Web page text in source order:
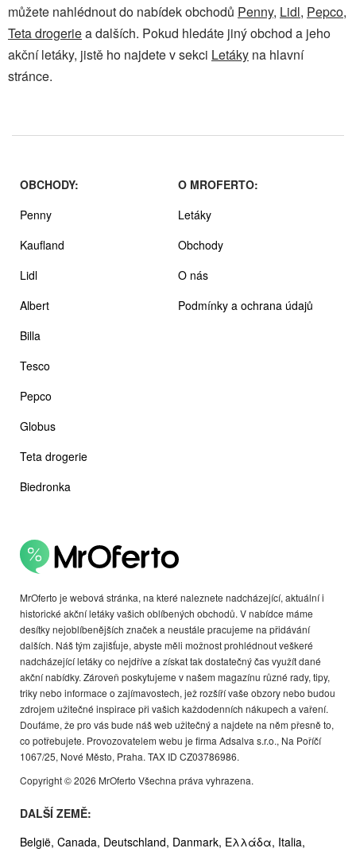
můžete nahlédnout do nabídek obchodů Penny, Lidl, Pepco,
Teta drogeriea dalších. Pokud hledáte jiný obchod a jeho
akční letáky, jistě ho najdete v sekci Letáky na hlavní
stránce.
MrOferto je webová stránka, na které naleznete nadcházející, aktuální i
historické akční letáky vašich oblíbených obchodů. V nabídce máme
desítky nejoblíbenějších značek a neustále pracujeme na přidávání
dalších. Náš tým zajišťuje, abyste měli možnost prohlédnout veškeré
nadcházející letáky co nejdříve a získat tak dostatečný čas využít dané
akční nabídky. Zároveň poskytujeme v našem magazínu různé rady, tipy,
triky nebo informace o zajímavostech, jež rozšíří vaše obzory nebo budou
zdrojem užitečné inspirace při vašich každodenních nákupech a vaření.
Doufáme, že pro vás bude náš web užitečný a najdete na něm přesně to,
co potřebujete. Provozovatelem webu je firma Adsalva s.r.o., Na Poříčí
1067/25, Nové Město, Praha. TAX ID CZ03786986.
Copyright © 2026 MrOferto Všechna práva vyhrazena.
OBCHODY:
Penny
Kaufland
Lidl
Albert
Billa
Tesco
Pepco
Globus
Teta drogerie
Biedronka
O MROFERTO:
Letáky
Obchody
O nás
Podmínky a ochrana údajů
DALŠÍ ZEMĚ:
België, Canada, Deutschland, Danmark, Ελλάδα, Italia,